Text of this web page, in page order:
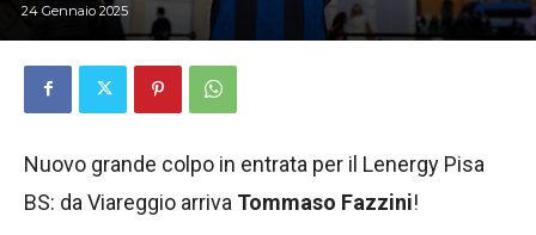
24 Gennaio 2025
Nuovo grande colpo in entrata per il Lenergy Pisa
BS: da Viareggio arriva Tommaso Fazzini!